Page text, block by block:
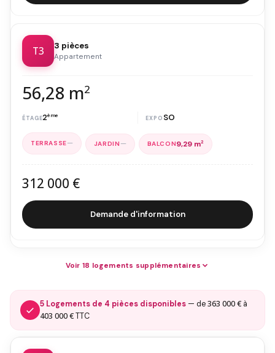
T3 3 pièces
Appartement
56,28 m2
2ème SO
— — 9,29 m2
312 000 €
Demande d'information
Voir 18 logements supplémentaires
5 Logements de 4 pièces disponibles — de363 000 € à
403 000 €TTC